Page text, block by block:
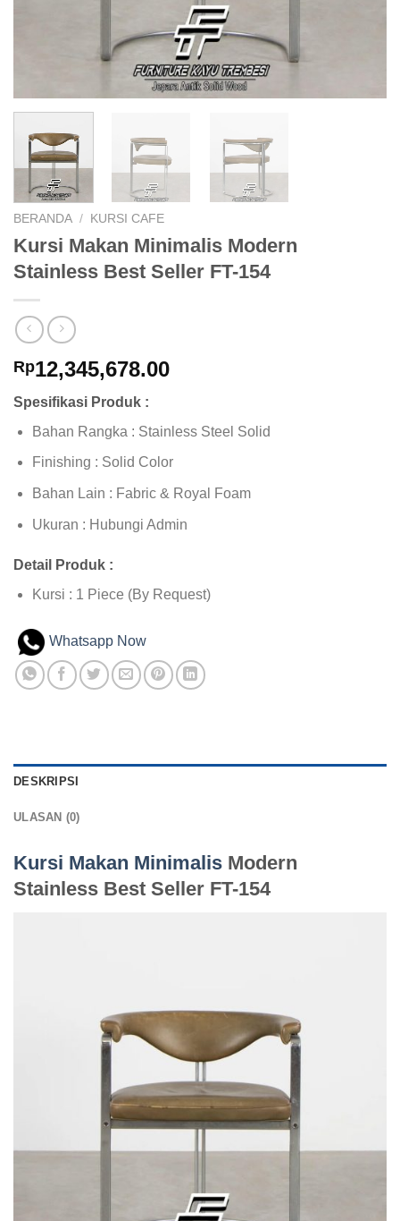
BERANDA / KURSI CAFE
Kursi Makan Minimalis Modern
Stainless Best Seller FT-154
Rp12,345,678.00
Spesifikasi Produk :
Bahan Rangka : Stainless Steel Solid
Finishing : Solid Color
Bahan Lain : Fabric & Royal Foam
Ukuran : Hubungi Admin
Detail Produk :
Kursi : 1 Piece (By Request)
Whatsapp Now
DESKRIPSI
ULASAN (0)
Kursi Makan Minimalis Modern
Stainless Best Seller FT-154